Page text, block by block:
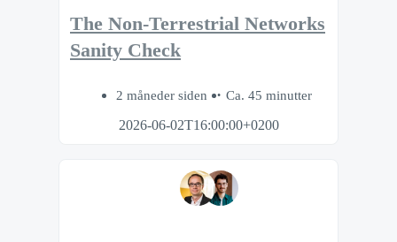
The Non-Terrestrial Networks
Sanity Check
2 måneder siden
Ca. 45 minutter
2026-06-02T16:00:00+0200